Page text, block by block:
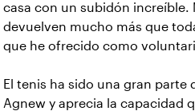
casa con un subidón increíble.
devuelven mucho más que
que he ofrecido como
El tenis ha sido una gran parte
Agnew y aprecia la capacidad